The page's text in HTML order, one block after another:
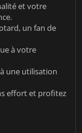
et votre
un fan de
à votre
une utilisation
effort et profitez